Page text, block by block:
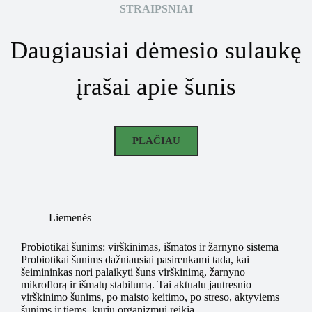
STRAIPSNIAI
Daugiausiai dėmesio sulaukę
įrašai apie šunis
PLAČIAU
Liemenės
Probiotikai šunims: virškinimas, išmatos ir žarnyno sistema
Probiotikai šunims dažniausiai pasirenkami tada, kai
šeimininkas nori palaikyti šuns virškinimą, žarnyno
mikroflorą ir išmatų stabilumą. Tai aktualu jautresnio
virškinimo šunims, po maisto keitimo, po streso, aktyviems
šunims ir tiems, kurių organizmui reikia…